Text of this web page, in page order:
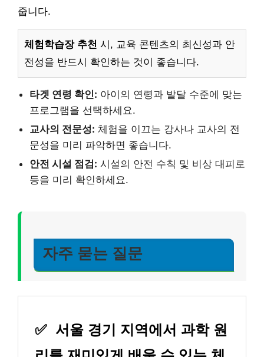
줍니다.
체험학습장 추천 시, 교육 콘텐츠의 최신성과 안
전성을 반드시 확인하는 것이 좋습니다.
타겟 연령 확인: 아이의 연령과 발달 수준에 맞는
프로그램을 선택하세요.
교사의 전문성: 체험을 이끄는 강사나 교사의 전
문성을 미리 파악하면 좋습니다.
안전 시설 점검: 시설의 안전 수칙 및 비상 대피로
등을 미리 확인하세요.
자주 묻는 질문
✅ 서울 경기 지역에서 과학 원